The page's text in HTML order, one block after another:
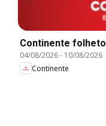
Continente folheto
04/08/2026- 10/08/2026
Continente